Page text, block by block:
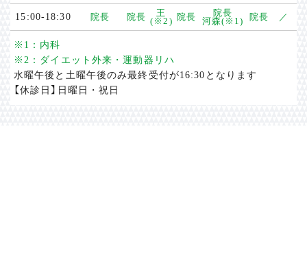
※1：内科
※2：ダイエット外来・運動器リハ
水曜午後と土曜午後のみ最終受付が16:30となります
【休診日】日曜日・祝日
15:00-18:30 院長 院長
王
(※2) 院長
院長
河森(※1)
院長 ／